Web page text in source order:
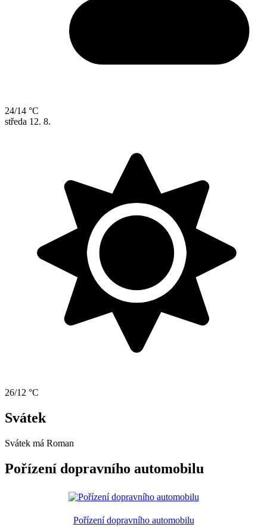
24/14 °C
středa 12. 8.
26/12 °C
Svátek
Svátek má Roman
Pořízení dopravního automobilu
Pořízení dopravního automobilu